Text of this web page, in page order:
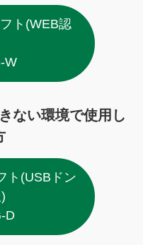
ト(WEB認
W
ない環境で使用し
ト(USBドン
D